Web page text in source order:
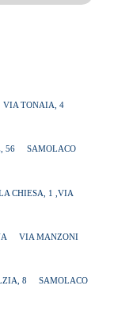
VIA TONAIA, 4
56
SAMOLACO
CHIESA, 1 ,VIA
VIA MANZONI
8
SAMOLACO